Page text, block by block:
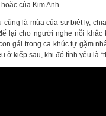
của Kim Anh .
cũng là mùa của sự biệt ly,
lại cho người nghe nỗi khắc
gái trong ca khúc tự gặm
ở kiếp sau, khi đó tình yêu là